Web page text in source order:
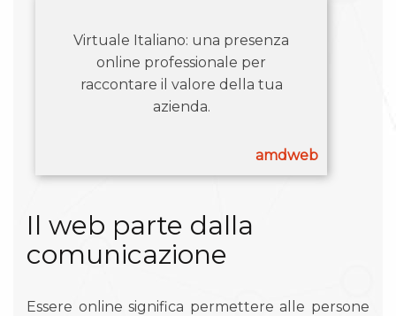
Virtuale Italiano: una presenza
online professionale per
raccontare il valore della tua
azienda.
amdweb
Il web parte dalla
comunicazione
Essere online significa permettere alle persone